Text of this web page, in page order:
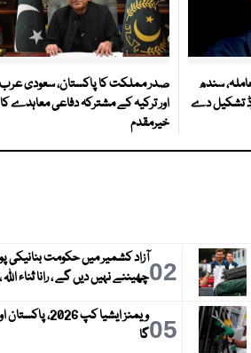
سندھ
تشکیل دے
صدر مملکت کا پاکستان، سعودی عرب
اور ترکیہ کے مشترکہ دفاعی معاہدے کا
خیرمقدم
02آزاد کشمیر میں حکومت بنانیکی
چھیننے نہیں دیں گے ، رانا ثناء اللہ
05
ویمنز ایشیا کپ
گا